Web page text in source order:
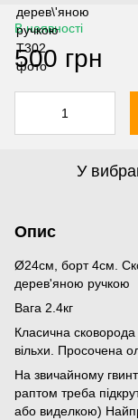
В наявності
500 грн
У
Опис
Ø24см, борт 4см.
дерев'яною ручкою
Вага 2.4кг
Класична
вільхи. Просочена
На звичайному
раптом треба
або виделкою)